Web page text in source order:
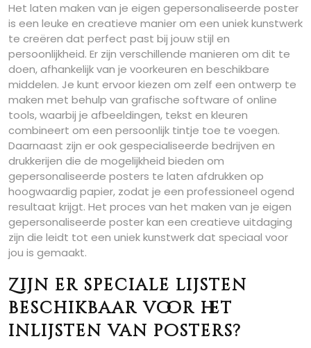
Het laten maken van je eigen gepersonaliseerde poster
is een leuke en creatieve manier om een uniek kunstwerk
te creëren dat perfect past bij jouw stijl en
persoonlijkheid. Er zijn verschillende manieren om dit te
doen, afhankelijk van je voorkeuren en beschikbare
middelen. Je kunt ervoor kiezen om zelf een ontwerp te
maken met behulp van grafische software of online
tools, waarbij je afbeeldingen, tekst en kleuren
combineert om een persoonlijk tintje toe te voegen.
Daarnaast zijn er ook gespecialiseerde bedrijven en
drukkerijen die de mogelijkheid bieden om
gepersonaliseerde posters te laten afdrukken op
hoogwaardig papier, zodat je een professioneel ogend
resultaat krijgt. Het proces van het maken van je eigen
gepersonaliseerde poster kan een creatieve uitdaging
zijn die leidt tot een uniek kunstwerk dat speciaal voor
jou is gemaakt.
Zijn er speciale lijsten
beschikbaar voor het
inlijsten van posters?